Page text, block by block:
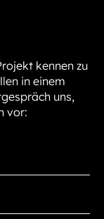
kennen zu
in einem
uns,
vor: